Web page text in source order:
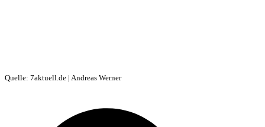
Quelle: 7aktuell.de | Andreas Werner